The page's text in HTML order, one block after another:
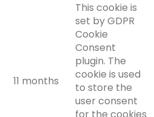
11 months
This cookie is
set by GDPR
Cookie
Consent
plugin. The
cookie is used
to store the
user consent